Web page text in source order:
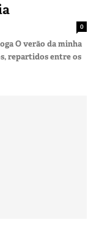
0
O verão da minha
repartidos entre os